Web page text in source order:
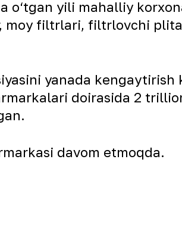
o‘tgan yili mahalliy
moy filtrlari, filtrlovchi
yanada
doirasida 2
davom etmoqda.